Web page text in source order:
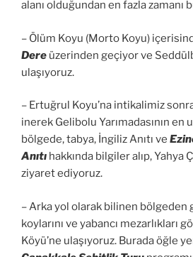
alanı olduğundan en fazla zamanı
– Ölüm Koyu (Morto Koyu)
Dere üzerinden geçiyor ve
ulaşıyoruz.
– Ertuğrul Koyu’na intikalimiz
inerek Gelibolu Yarımadasının en
bölgede, tabya, İngiliz Anıtı ve
Anıtı hakkında bilgiler alıp, Yahya
ziyaret ediyoruz.
– Arka yol olarak bilinen bölgeden
koylarını ve yabancı mezarlıkları
Köyü’ne ulaşıyoruz. Burada öğle